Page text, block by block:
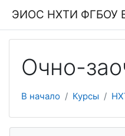
ЭИОС НХТИ ФГБОУ
Очно-
В начало Курсы